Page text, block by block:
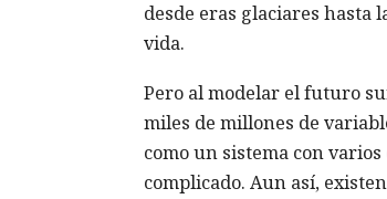
desde eras glaciares hasta
vida.
Pero al modelar el futuro
miles de millones de
como un sistema con
complicado. Aun así,